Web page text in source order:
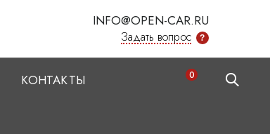
INFO@OPEN-CAR.RU
Задать вопрос ?
КОНТАКТЫ 0